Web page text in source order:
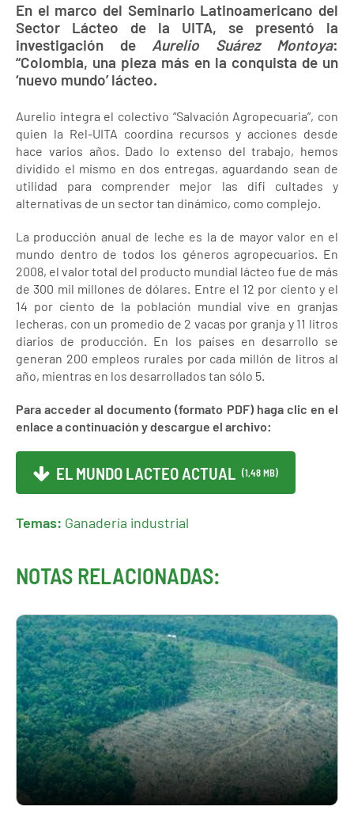
En el marco del Seminario Latinoamericano del
Sector Lácteo de la UITA, se presentó la
investigación de Aurelio Suárez Montoya:
“Colombia, una pieza más en la conquista de un
‘nuevo mundo’ lácteo.
Aurelio integra el colectivo “Salvación Agropecuaria”, con
quien la Rel-UITA coordina recursos y acciones desde
hace varios años. Dado lo extenso del trabajo, hemos
dividido el mismo en dos entregas, aguardando sean de
utilidad para comprender mejor las difi cultades y
alternativas de un sector tan dinámico, como complejo.
La producción anual de leche es la de mayor valor en el
mundo dentro de todos los géneros agropecuarios. En
2008, el valor total del producto mundial lácteo fue de más
de 300 mil millones de dólares. Entre el 12 por ciento y el
14 por ciento de la población mundial vive en granjas
lecheras, con un promedio de 2 vacas por granja y 11 litros
diarios de producción. En los países en desarrollo se
generan 200 empleos rurales por cada millón de litros al
año, mientras en los desarrollados tan sólo 5.
Para acceder al documento (formato PDF) haga clic en el
enlace a continuación y descargue el archivo:
EL MUNDO LACTEO ACTUAL (1,48 MB)
Temas: Ganadería industrial
NOTAS RELACIONADAS: